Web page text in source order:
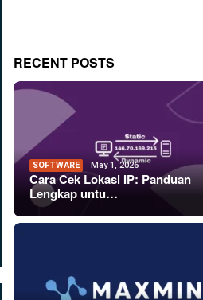
RECENT POSTS
SOFTWARE May 1, 2026
Cara Cek Lokasi IP: Panduan
Lengkap untu…